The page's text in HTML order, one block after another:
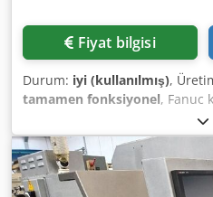
Fiyat bilgisi
Durum: iyi (kullanılmış),
tamamen fonksiyonel, Fanuc
çapı, Motorlu takım tutuculu
Dodjzqbn Uspfx Abljkr Takım
pompa.